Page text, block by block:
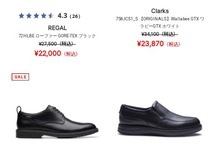
4.3（26）
REGAL
72HLBE ローファー GORE-TEX ブラック
¥27,500（税込）
¥22,000（税込）
Clarks
758JCS1_S 【ORIGINALS】Wallabee GTX ワ
ラビーGTX ホワイト
¥34,100（税込）
¥23,870（税込）